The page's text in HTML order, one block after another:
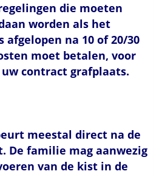
die moeten
worden als het
na 10 of 20/30
moet betalen, voor
contract grafplaats.
meestal direct na de
De familie mag aanwezig
van de kist in de